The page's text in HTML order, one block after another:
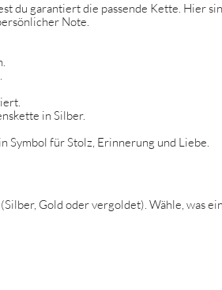
du garantiert die passende Kette. Hier
Note.
in Silber.
Symbol für Stolz, Erinnerung und Liebe.
Gold oder vergoldet). Wähle, was